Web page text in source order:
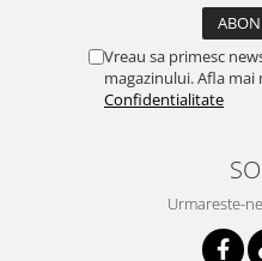
Vreau sa primesc
magazinului. Afla mai
Confidentialitate
Urmareste-